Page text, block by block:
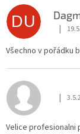
DU |
Všechno v pořádku
|
Velice profesionalni